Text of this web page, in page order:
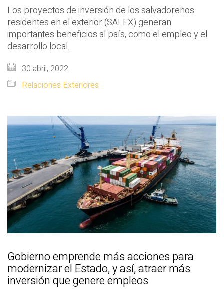
Los proyectos de inversión de los salvadoreños
residentes en el exterior (SALEX) generan
importantes beneficios al país, como el empleo y el
desarrollo local.
30 abril, 2022
Relaciones Exteriores
Gobierno emprende más acciones para
modernizar el Estado, y así, atraer más
inversión que genere empleos